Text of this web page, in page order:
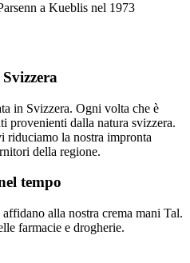
a Kueblis nel 1973
in Svizzera. Ogni volta che è
provenienti dalla natura svizzera.
riduciamo la nostra impronta
della regione.
tempo
alla nostra crema mani Tal.
farmacie e drogherie.